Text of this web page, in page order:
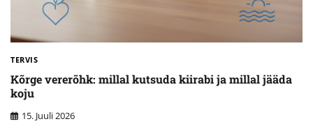
TERVIS
Kõrge vererõhk: millal kutsuda kiirabi ja millal jääda
koju
15. Juuli 2026